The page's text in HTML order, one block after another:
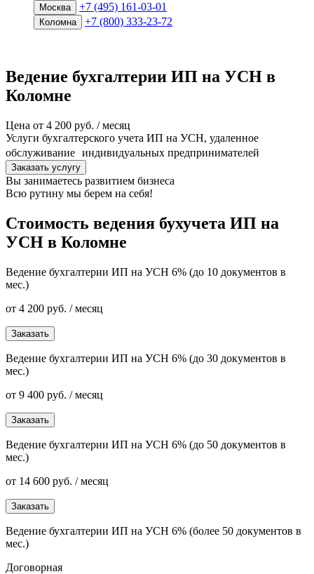
Москва +7 (495) 161-03-01
Коломна +7 (800) 333-23-72
Ведение бухгалтерии ИП на УСН в
Коломне
Цена от 4 200 руб. / месяц
Услуги бухгалтерского учета ИП на УСН, удаленное
обслуживание индивидуальных предпринимателей
Заказать услугу
Вы занимаетесь развитием бизнеса
Всю рутину мы берем на себя!
Стоимость ведения бухучета ИП на
УСН в Коломне
Ведение бухгалтерии ИП на УСН 6% (до 10 документов в
мес.)
от 4 200 руб. / месяц
Заказать
Ведение бухгалтерии ИП на УСН 6% (до 30 документов в
мес.)
от 9 400 руб. / месяц
Заказать
Ведение бухгалтерии ИП на УСН 6% (до 50 документов в
мес.)
от 14 600 руб. / месяц
Заказать
Ведение бухгалтерии ИП на УСН 6% (более 50 документов в
мес.)
Договорная